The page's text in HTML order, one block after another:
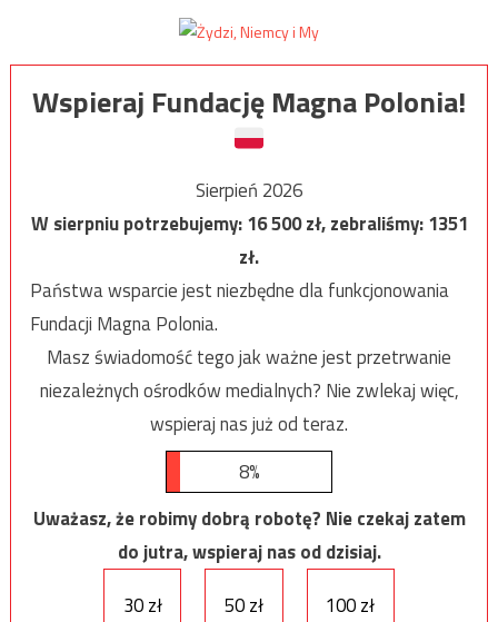
Wspieraj Fundację Magna Polonia!
Sierpień 2026
W sierpniu potrzebujemy:16 500zł, zebraliśmy:1351
zł.
Państwa wsparcie jest niezbędne dla funkcjonowania
Fundacji Magna Polonia.
Masz świadomość tego jak ważne jest przetrwanie
niezależnych ośrodków medialnych? Nie zwlekaj więc,
wspieraj nas już od teraz.
8%
Uważasz, że robimy dobrą robotę? Nie czekaj zatem
do jutra, wspieraj nas od dzisiaj.
30 zł
50 zł 100 zł